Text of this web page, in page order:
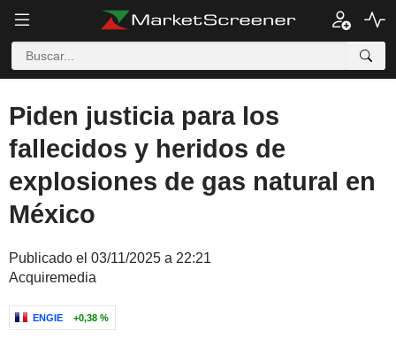
Piden justicia para los
fallecidos y heridos de
explosiones de gas natural en
México
Publicado el 03/11/2025 a 22:21
Acquiremedia
ENGIE +0,38 %